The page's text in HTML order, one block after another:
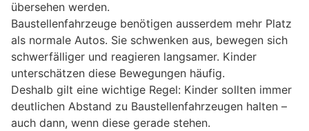
übersehen werden.
Baustellenfahrzeuge benötigen ausserdem mehr Platz
als normale Autos. Sie schwenken aus, bewegen sich
schwerfälliger und reagieren langsamer. Kinder
unterschätzen diese Bewegungen häufig.
Deshalb gilt eine wichtige Regel: Kinder sollten immer
deutlichen Abstand zu Baustellenfahrzeugen halten –
auch dann, wenn diese gerade stehen.